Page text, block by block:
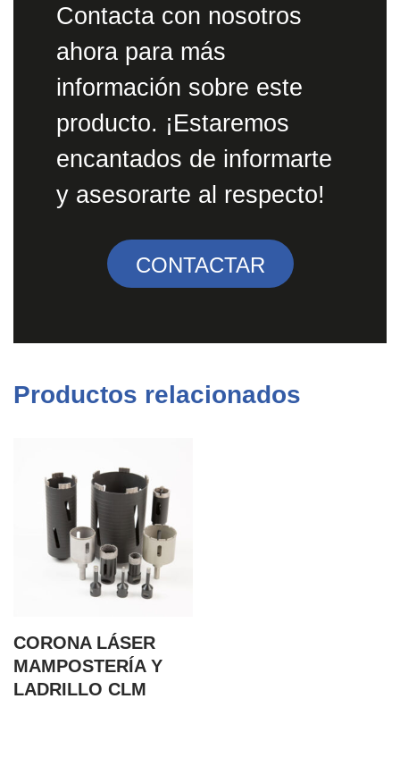
Contacta con nosotros
ahora para más
información sobre este
producto. ¡Estaremos
encantados de informarte
y asesorarte al respecto!
CONTACTAR
Productos relacionados
CORONA LÁSER
MAMPOSTERÍA Y
LADRILLO CLM